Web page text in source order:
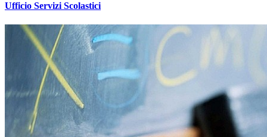
Ufficio Servizi Scolastici